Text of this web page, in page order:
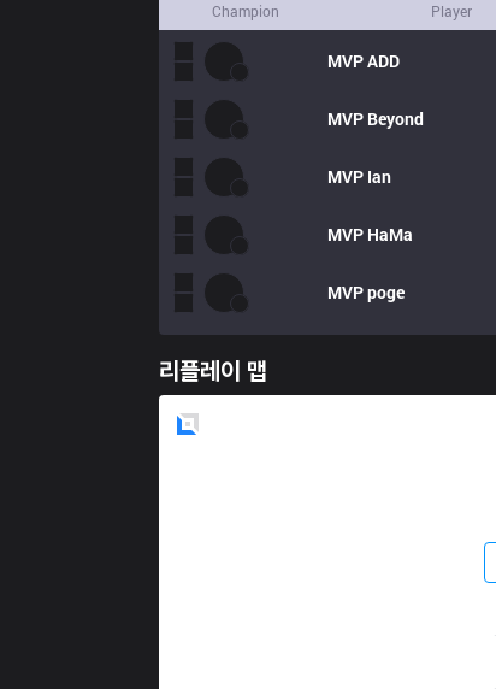
Champion Player
MVPADD
MVP Beyond
MVP Ian
MVP HaMa
MVPpoge
리플레이 맵